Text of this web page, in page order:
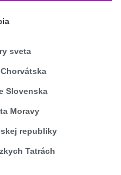
sveta
Slovenska
Moravy
republiky
Tatrách